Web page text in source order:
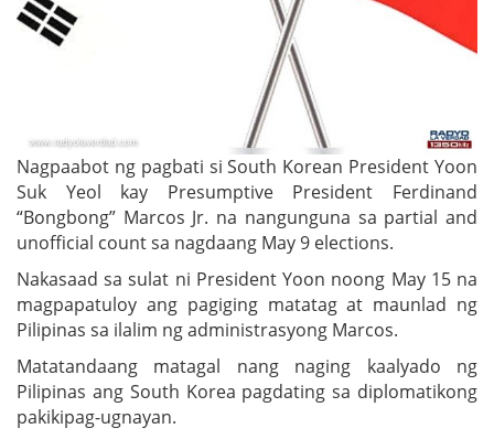
Nagpaabot ng pagbati si South Korean President Yoon
Suk Yeol kay Presumptive President Ferdinand
“Bongbong” Marcos Jr. na nangunguna sa partial and
unofficial count sa nagdaang May 9 elections.
Nakasaad sa sulat ni President Yoon noong May 15 na
magpapatuloy ang pagiging matatag at maunlad ng
Pilipinas sa ilalim ng administrasyong Marcos.
Matatandaang matagal nang naging kaalyado ng
Pilipinas ang South Korea pagdating sa diplomatikong
pakikipag-ugnayan.